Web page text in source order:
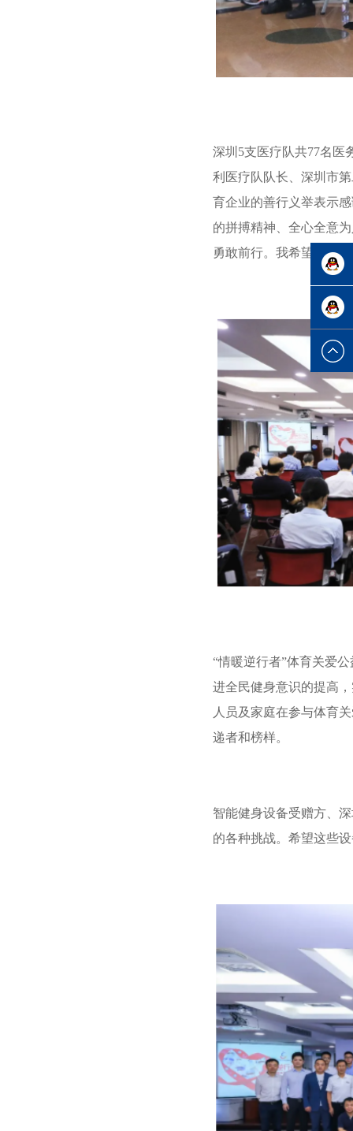
深圳5支医疗队共77名医
利医疗队队长、深圳市
育企业的善行义举表示
的拼搏精神、全心全意
勇敢前行。我希望深圳
“情暖逆行者”体育关爱
进全民健身意识的提高
人员及家庭在参与体育
递者和榜样。
智能健身设备受赠方、
的各种挑战。希望这些
售后服
在线咨
询